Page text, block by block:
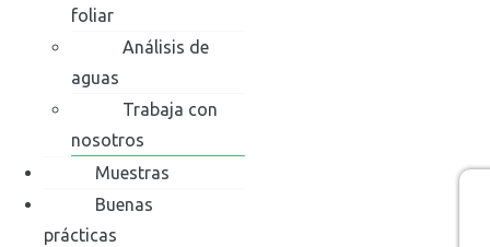
foliar
Análisis de
aguas
Trabaja con
nosotros
Muestras
Buenas
prácticas